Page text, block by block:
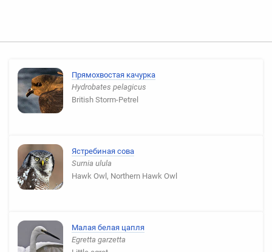
Прямохвостая качурка
Hydrobates pelagicus
British Storm-Petrel
Ястребиная сова
Surnia ulula
Hawk Owl, Northern Hawk Owl
Малая белая цапля
Egretta garzetta